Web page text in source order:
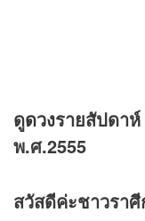
ดูดวงรายสัปดา
พ.ศ.2555
สวัสดีค่ะชาวรา